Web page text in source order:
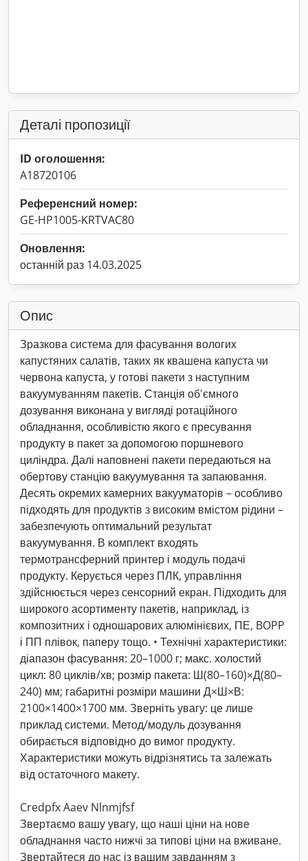
Деталі пропозиції
ID оголошення:
A18720106
Референсний номер:
GE-HP1005-KRTVAC80
Оновлення:
останній раз 14.03.2025
Опис
Зразкова система для фасування вологих
капустяних салатів, таких як квашена капуста чи
червона капуста, у готові пакети з наступним
вакуумуванням пакетів. Станція об'ємного
дозування виконана у вигляді ротаційного
обладнання, особливістю якого є пресування
продукту в пакет за допомогою поршневого
циліндра. Далі наповнені пакети передаються на
обертову станцію вакуумування та запаювання.
Десять окремих камерних вакууматорів – особливо
підходять для продуктів з високим вмістом рідини –
забезпечують оптимальний результат
вакуумування. В комплект входять
термотрансферний принтер і модуль подачі
продукту. Керується через ПЛК, управління
здійснюється через сенсорний екран. Підходить для
широкого асортименту пакетів, наприклад, із
композитних і одношарових алюмінієвих, ПЕ, BOPP
і ПП плівок, паперу тощо. • Технічні характеристики:
діапазон фасування: 20–1000 г; макс. холостий
цикл: 80 циклів/хв; розмір пакета: Ш(80–160)×Д(80–
240) мм; габаритні розміри машини Д×Ш×В:
2100×1400×1700 мм. Зверніть увагу: це лише
приклад системи. Метод/модуль дозування
обирається відповідно до вимог продукту.
Характеристики можуть відрізнятись та залежать
від остаточного макету.
Credpfx Aaev Nlnmjfsf
Звертаємо вашу увагу, що наші ціни на нове
обладнання часто нижчі за типові ціни на вживане.
Звертайтеся до нас із вашим завданням з